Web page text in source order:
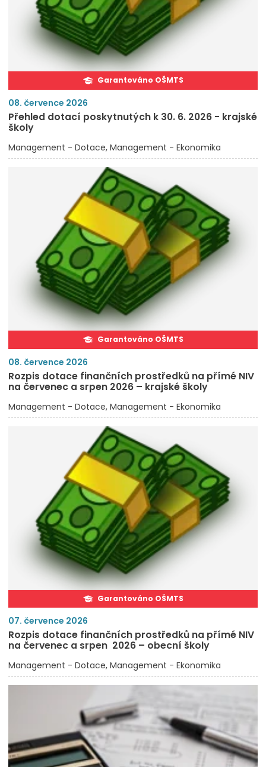
Garantováno OŠMTS
08. července 2026
Přehled dotací poskytnutých k 30. 6. 2026 - krajské
školy
Management - Dotace Management - Ekonomika
Garantováno OŠMTS
08. července 2026
Rozpis dotace finančních prostředků na přímé NIV
na červenec a srpen 2026 – krajské školy
Management - Dotace Management - Ekonomika
Garantováno OŠMTS
07. července 2026
Rozpis dotace finančních prostředků na přímé NIV
na červenec a srpen 2026 – obecní školy
Management - Dotace Management - Ekonomika